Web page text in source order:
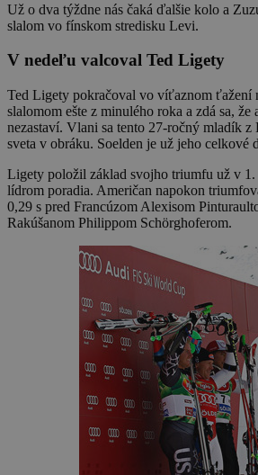
Už o dva týždne nás čaká ďalšie kolo a
slalom vo fínskom stredisku Levi.
V nedeľu valcoval Ted Ligety
Ted Ligety pokračoval vo víťaznom ťažení
slalomom ešte z minulého roka a zdá sa, že
nezastaví. Vlani sa tento 27-ročný mladík z
sveta v obráku. Soelden je už jeho celkové
Ligety položil základ svojho triumfu už v
lídrom poradia. Američan napokon
0,29 s pred Francúzom Alexisom
Rakúšanom Philippom Schörghoferom.